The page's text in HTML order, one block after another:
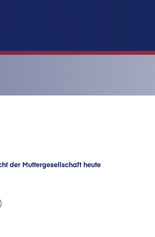
der Muttergesellschaft heute